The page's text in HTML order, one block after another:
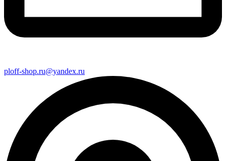
ploff-shop.ru@yandex.ru